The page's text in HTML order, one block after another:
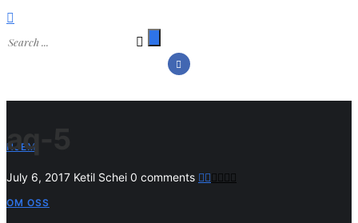
HJEM
OM OSS
aq-5
July 6, 2017 Ketil Schei 0 comments